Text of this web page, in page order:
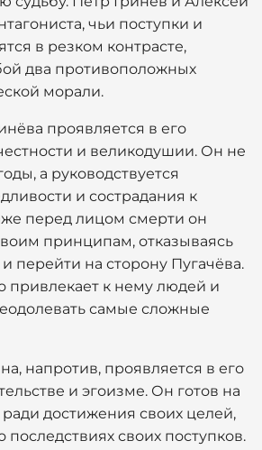
чьи поступки и
в резком контрасте,
два противоположных
морали.
проявляется в его
и великодушии. Он не
а руководствуется
и сострадания к
перед лицом смерти он
принципам, отказываясь
перейти на сторону Пугачёва.
привлекает к нему людей и
самые сложные
напротив, проявляется в его
и эгоизме. Он готов на
достижения своих целей,
последствиях своих поступков.